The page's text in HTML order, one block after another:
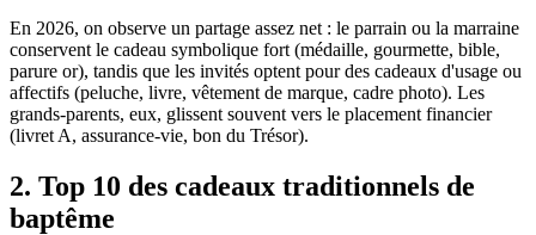
En 2026, on observe un partage assez net : le parrain ou la marraine
conservent le cadeau symbolique fort (médaille, gourmette, bible,
parure or), tandis que les invités optent pour des cadeaux d'usage ou
affectifs (peluche, livre, vêtement de marque, cadre photo). Les
grands-parents, eux, glissent souvent vers le placement financier
(livret A, assurance-vie, bon du Trésor).
2. Top 10 des cadeaux traditionnels de
baptême